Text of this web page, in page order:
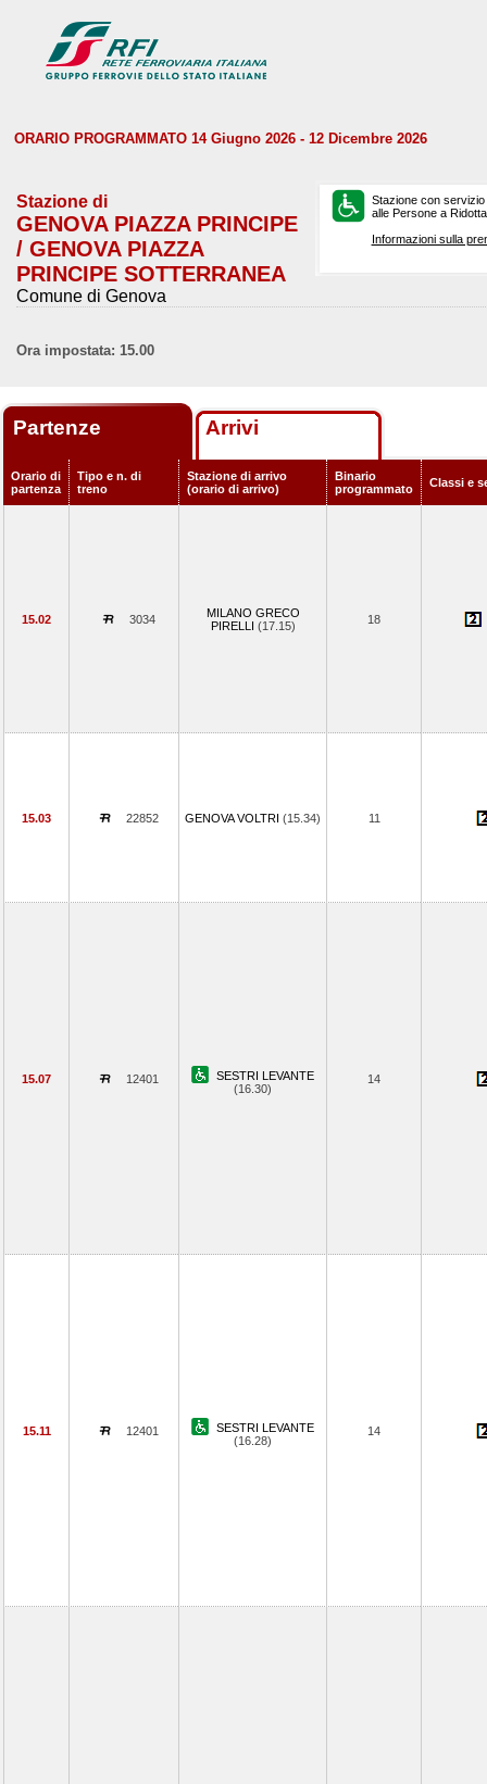
ORARIO PROGRAMMATO 14 Giugno 2026 - 12 Dicembre 2026
Stazione di
GENOVA PIAZZA PRINCIPE
/ GENOVA PIAZZA
PRINCIPE SOTTERRANEA
Comune di Genova
Stazione con
alle Persone a
Informazioni sulla
Ora impostata: 15.00
Partenze Arrivi
Orario di
partenza
Tipo e n. di
treno
Stazione di arrivo
(orario di arrivo)
Binario
programmato
Classi e
15.02 3034
MILANO GRECO
PIRELLI (17.15) 18
15.03 22852 GENOVA VOLTRI (15.34) 11
15.07 12401
SESTRI LEVANTE
(16.30)
14
15.11 12401
SESTRI LEVANTE
(16.28)
14